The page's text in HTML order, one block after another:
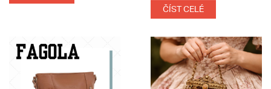
ČÍST CELÉ